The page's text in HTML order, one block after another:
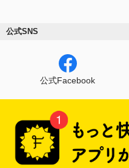
公式SNS
公式Facebook